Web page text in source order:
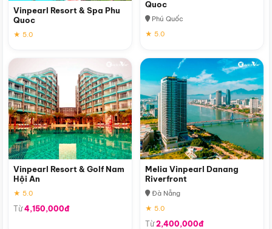
Vinpearl Resort & Spa Phu
Quoc
★ 5.0
Quoc
Phú Quốc
★ 5.0
Vinpearl Resort & Golf Nam
Hội An
★ 5.0
Từ4,150,000đ
Melia Vinpearl Danang
Riverfront
Đà Nẵng
★ 5.0
Từ2,400,000đ